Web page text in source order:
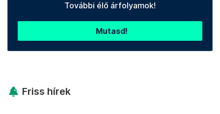
További élő árfolyamok!
Mutasd!
Friss hírek